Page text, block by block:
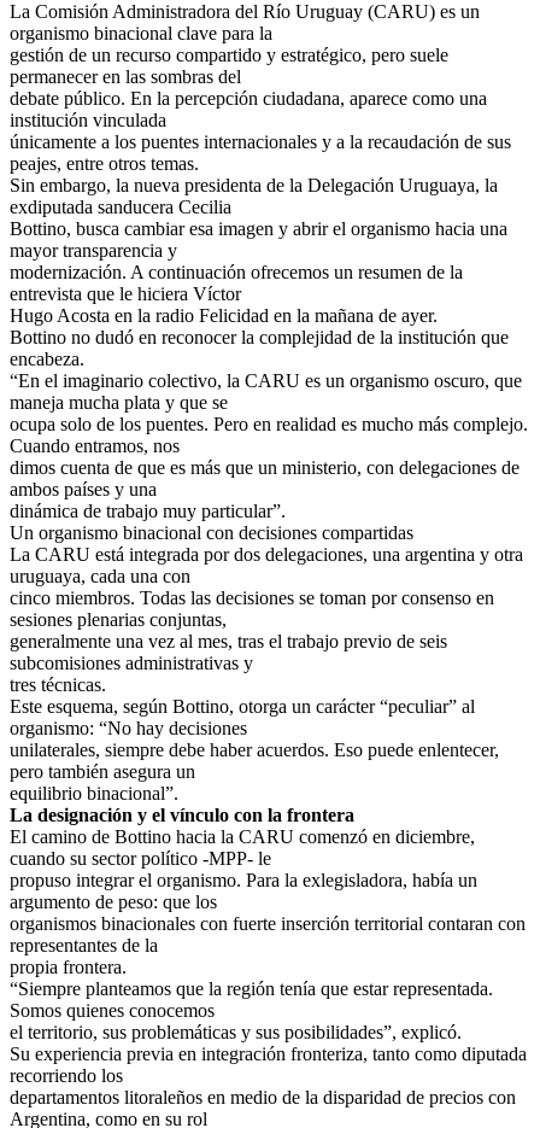
La Comisión Administradora del Río Uruguay (CARU) es un
organismo binacional clave para la
gestión de un recurso compartido y estratégico, pero suele
permanecer en las sombras del
debate público. En la percepción ciudadana, aparece como una
institución vinculada
únicamente a los puentes internacionales y a la recaudación de sus
peajes, entre otros temas.
Sin embargo, la nueva presidenta de la Delegación Uruguaya, la
exdiputada sanducera Cecilia
Bottino, busca cambiar esa imagen y abrir el organismo hacia una
mayor transparencia y
modernización. A continuación ofrecemos un resumen de la
entrevista que le hiciera Víctor
Hugo Acosta en la radio Felicidad en la mañana de ayer.
Bottino no dudó en reconocer la complejidad de la institución que
encabeza.
“En el imaginario colectivo, la CARU es un organismo oscuro, que
maneja mucha plata y que se
ocupa solo de los puentes. Pero en realidad es mucho más complejo.
Cuando entramos, nos
dimos cuenta de que es más que un ministerio, con delegaciones de
ambos países y una
dinámica de trabajo muy particular”.
Un organismo binacional con decisiones compartidas
La CARU está integrada por dos delegaciones, una argentina y otra
uruguaya, cada una con
cinco miembros. Todas las decisiones se toman por consenso en
sesiones plenarias conjuntas,
generalmente una vez al mes, tras el trabajo previo de seis
subcomisiones administrativas y
tres técnicas.
Este esquema, según Bottino, otorga un carácter “peculiar” al
organismo: “No hay decisiones
unilaterales, siempre debe haber acuerdos. Eso puede enlentecer,
pero también asegura un
equilibrio binacional”.
La designación y el vínculo con la frontera
El camino de Bottino hacia la CARU comenzó en diciembre,
cuando su sector político -MPP- le
propuso integrar el organismo. Para la exlegisladora, había un
argumento de peso: que los
organismos binacionales con fuerte inserción territorial contaran con
representantes de la
propia frontera.
“Siempre planteamos que la región tenía que estar representada.
Somos quienes conocemos
el territorio, sus problemáticas y sus posibilidades”, explicó.
Su experiencia previa en integración fronteriza, tanto como diputada
recorriendo los
departamentos litoraleños en medio de la disparidad de precios con
Argentina, como en su rol